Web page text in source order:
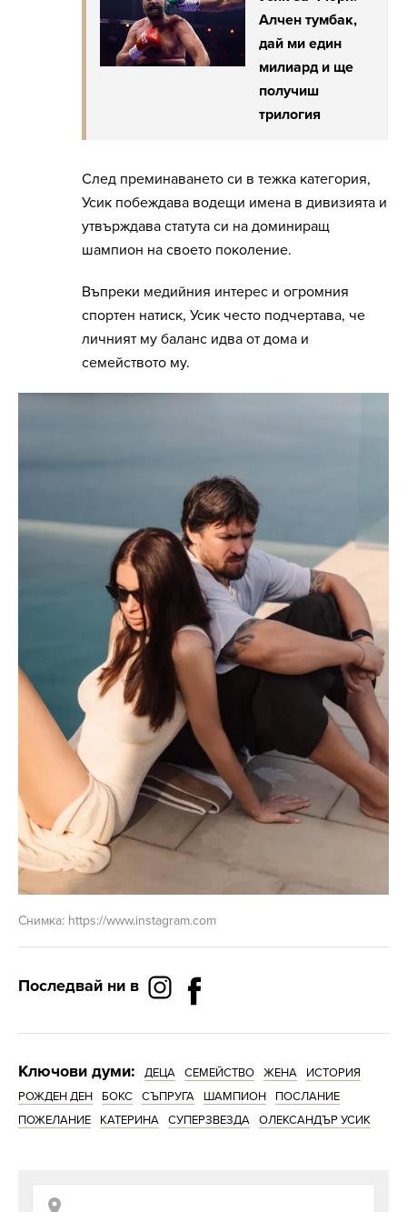
Алчен тумбак,
дай ми един
милиард и ще
получиш
трилогия
След преминаването си в тежка категория,
Усик побеждава водещи имена в дивизията и
утвърждава статута си на доминиращ
шампион на своето поколение.
Въпреки медийния интерес и огромния
спортен натиск, Усик често подчертава, че
личният му баланс идва от дома и
семейството му.
Снимка: https://www.instagram.com
Последвай ни в
Ключови думи: ДЕЦА СЕМЕЙСТВО ЖЕНА
ИСТОРИЯ
РОЖДЕН ДЕН
БОКС СЪПРУГА ШАМПИОН
ПОСЛАНИЕ
ПОЖЕЛАНИЕ
КАТЕРИНА СУПЕРЗВЕЗДА ОЛЕКСАНДЪР УСИК